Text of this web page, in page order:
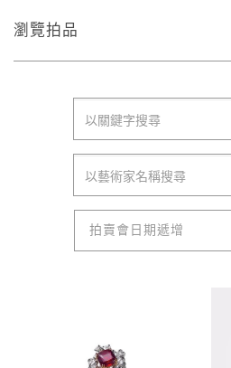
瀏覽拍品
拍賣會日期遞增